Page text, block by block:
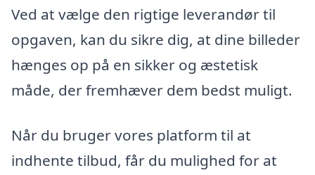
Ved at vælge den rigtige leverandør til
opgaven, kan du sikre dig, at dine billeder
hænges op på en sikker og æstetisk
måde, der fremhæver dem bedst muligt.
Når du bruger vores platform til at
indhente tilbud, får du mulighed for at